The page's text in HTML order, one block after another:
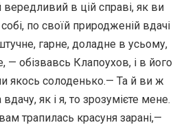
в цій справі, як ви
по своїй природженій вдачі
гарне, доладне в усьому,
обізвавсь Клапоухов, і в його
якось солоденько.— Та й ви ж
як і я, то зрозумієте мене.
трапилась красуня зарані,—